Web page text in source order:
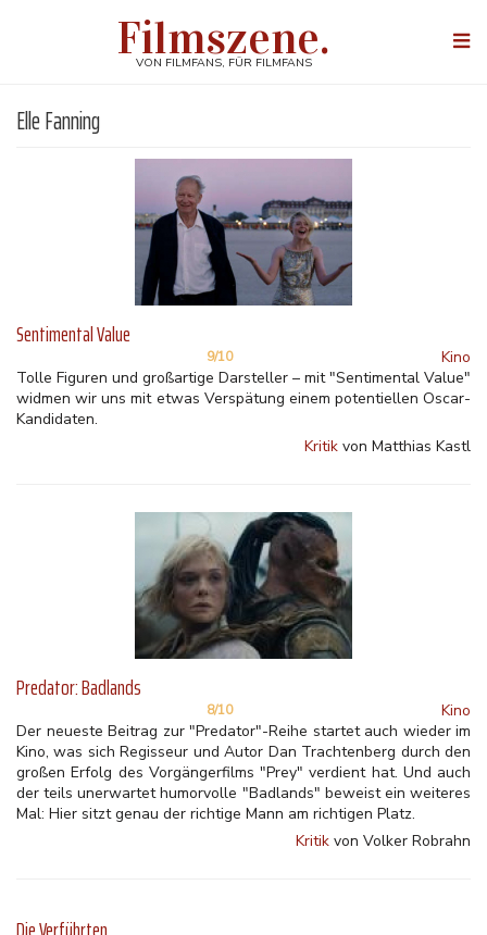
Filmszene.
VON FILMFANS, FÜR FILMFANS
Elle Fanning
Sentimental Value
9/10
Kino
Tolle Figuren und großartige Darsteller – mit "Sentimental Value"
widmen wir uns mit etwas Verspätung einem potentiellen Oscar-
Kandidaten.
Kritik von Matthias Kastl
Predator: Badlands
8/10
Kino
Der neueste Beitrag zur "Predator"-Reihe startet auch wieder im
Kino, was sich Regisseur und Autor Dan Trachtenberg durch den
großen Erfolg des Vorgängerfilms "Prey" verdient hat. Und auch
der teils unerwartet humorvolle "Badlands" beweist ein weiteres
Mal: Hier sitzt genau der richtige Mann am richtigen Platz.
Kritik von Volker Robrahn